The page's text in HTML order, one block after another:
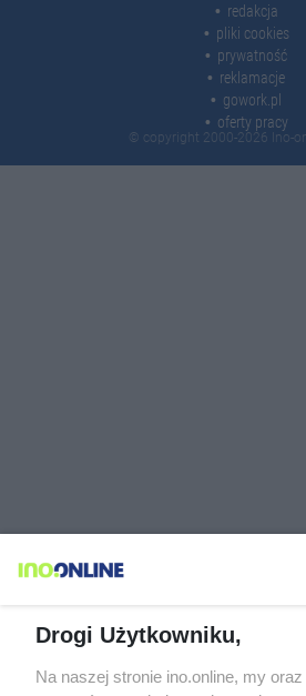
redakcja
pliki cookies
prywatność
reklamacje
gowork.pl
oferty pracy
© copyright 2000-2026 Ino-
Drogi Użytkowniku,
Na naszej stronie ino.online, my